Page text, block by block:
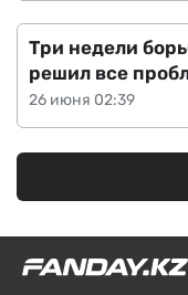
26 июня 02:39
Три недели
решил все